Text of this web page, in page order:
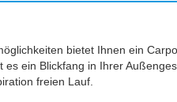
bietet Ihnen ein
es ein Blickfang in Ihrer
freien Lauf.